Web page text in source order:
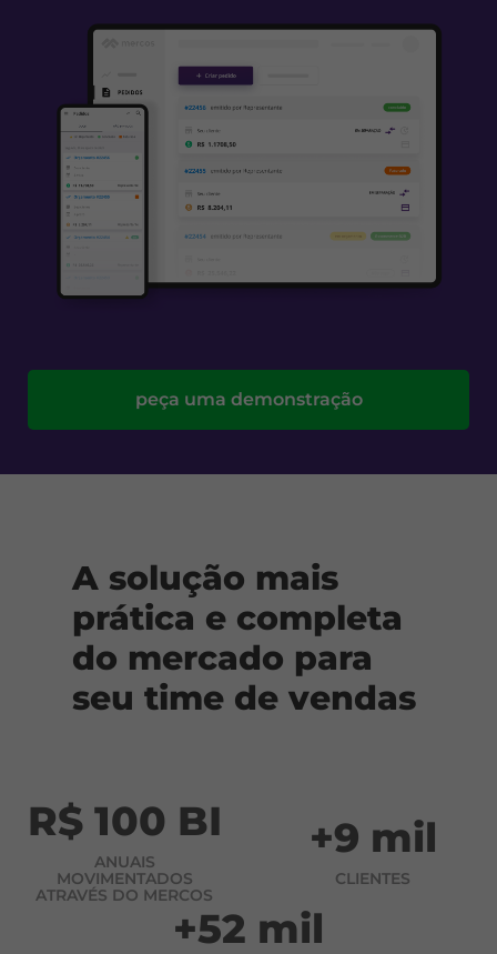
peça uma demonstração
A solução mais
prática e completa
do mercado para
seu time de vendas
+9 mil
CLIENTES
+52 mil
R$ 100 BI
ANUAIS
MOVIMENTADOS
ATRAVÉS DO MERCOS